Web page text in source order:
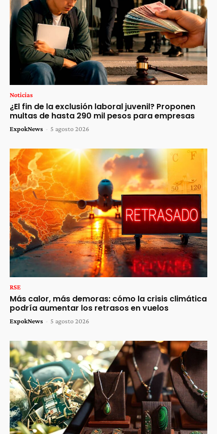
Noticias
¿El fin de la exclusión laboral juvenil? Proponen
multas de hasta 290 mil pesos para empresas
ExpokNews - 5 agosto 2026
RSE
Más calor, más demoras: cómo la crisis climática
podría aumentar los retrasos en vuelos
ExpokNews - 5 agosto 2026